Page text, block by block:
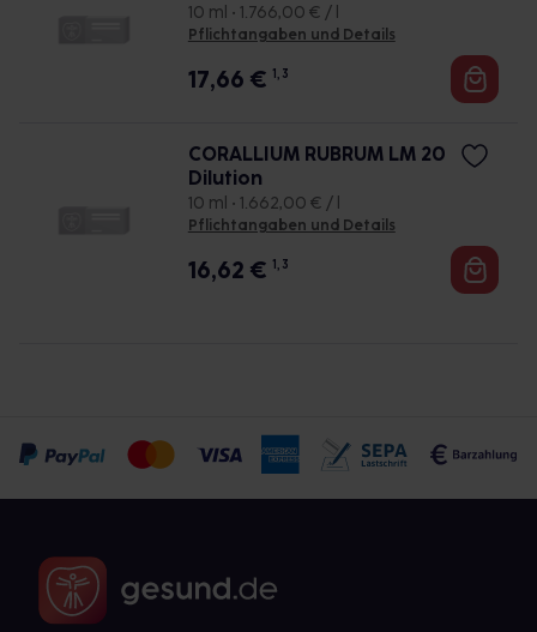
10 ml • 1.766,00 € / l
Pflichtangaben und Details
17,66 € 1, 3
CORALLIUM RUBRUM LM 20
Dilution
10 ml • 1.662,00 € / l
Pflichtangaben und Details
16,62 € 1, 3